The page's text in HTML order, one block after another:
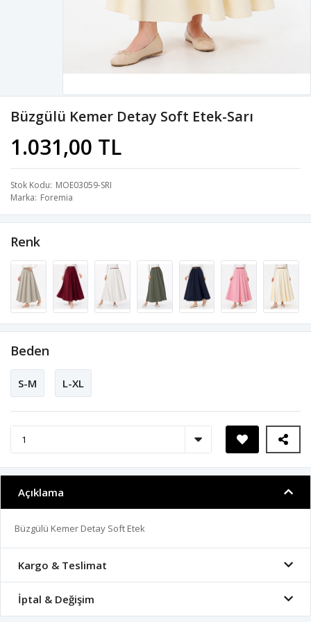
Büzgülü Kemer Detay Soft Etek-Sarı
1.031,00 TL
Stok Kodu MOE03059-SRI
Marka Foremia
Renk
Beden
S-M L-XL
Açıklama
Büzgülü Kemer Detay Soft Etek
Kargo & Teslimat
İptal & Değişim